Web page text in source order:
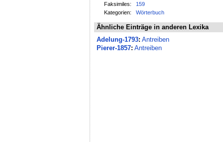
Faksimiles:
159
Kategorien:
Wörterbuch
Ähnliche Einträge in anderen Lexika
Adelung-1793: Antreiben
Pierer-1857: Antreiben